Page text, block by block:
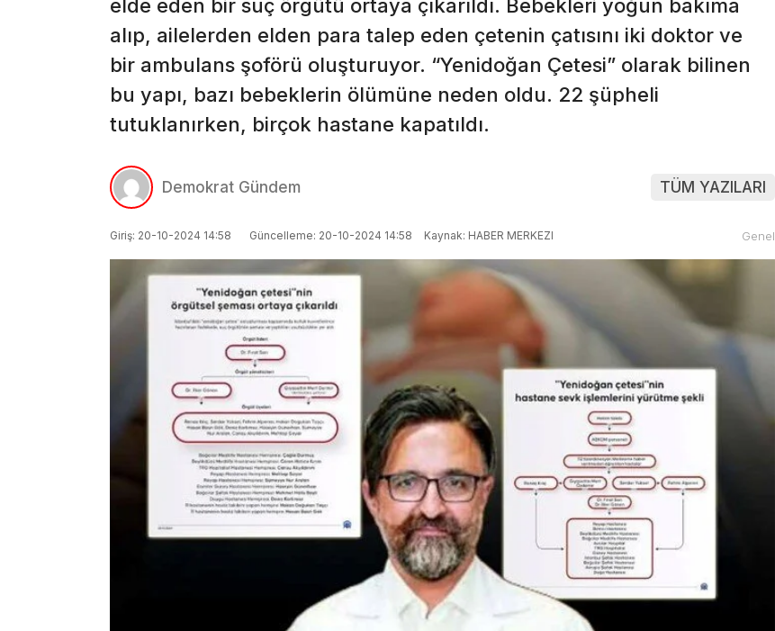
elde eden bir suç örgütü ortaya çıkarıldı. Bebekleri yoğun bakıma
alıp, ailelerden elden para talep eden çetenin çatısını iki doktor ve
bir ambulans şoförü oluşturuyor. “Yenidoğan Çetesi” olarak bilinen
bu yapı, bazı bebeklerin ölümüne neden oldu. 22 şüpheli
tutuklanırken, birçok hastane kapatıldı.
Demokrat Gündem TÜM YAZILARI
Giriş: 20-10-2024 14:58 Güncelleme: 20-10-2024 14:58 Kaynak: HABER MERKEZI Genel